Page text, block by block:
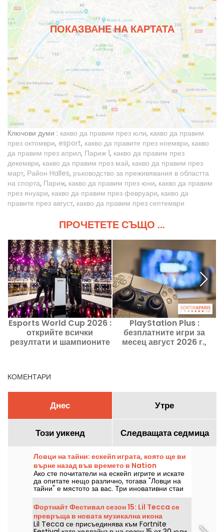
ПОКАЗВАНЕ НА КАРТАТА
Ключови думи : какво да правим през юли, какво да правим
през октомври, esport, какво да правите през ноември, какво
да правим през април, Париж 1, какво да правим през
декември, какво да правим през май, какво да правим през
март, Район Halles, ръководство за преживявания в областта
на спорта, Париж, какво да правим през юни, какво да правим
през януари, какво да правим през февруари, какво да
правите през август, какво да правим през септември
ПРОЧЕТЕТЕ СЪЩО ...
Esports World Cup 2026 :
открийте всички
резултати и шампионите
PlayStation Plus :
безплатните игри за
месец август 2026 г.,
КОМЕНТАРИ
Днес Утре
Този уикенд Следващата седмица
Ловци на тайни: ескейп играта, която ще ви
върне назад във времето в Nation
Ако сте почитатели на ескейп игрите и искате
да опитате нещо различно, тогава "Ловци на
тайни" е мястото за вас. Три иновативни стаи
предлагат уникално пътешествие във времето.
Можете ли да разгадаете загадките на Secrets
Hunters и да избегнете съдбата си?
Фортнайт Фестивал сезон 15: Lil Tecca се
превръща в новата музикална икона
Lil Tecca се присъединява към Fortnite